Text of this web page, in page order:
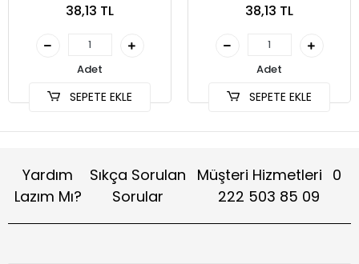
38,13 TL
Adet
SEPETE EKLE
38,13 TL
Adet
SEPETE EKLE
Yardım
Lazım Mı?
Sıkça Sorulan
Sorular
Müşteri Hizmetleri 0
222 503 85 09